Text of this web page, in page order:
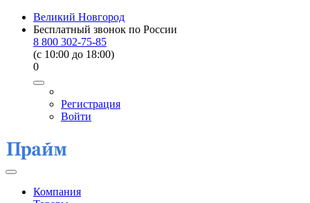
Великий Новгород
Бесплатный звонок по России
8 800 302-75-85
(c 10:00 до 18:00)
0
Регистрация
Войти
Компания